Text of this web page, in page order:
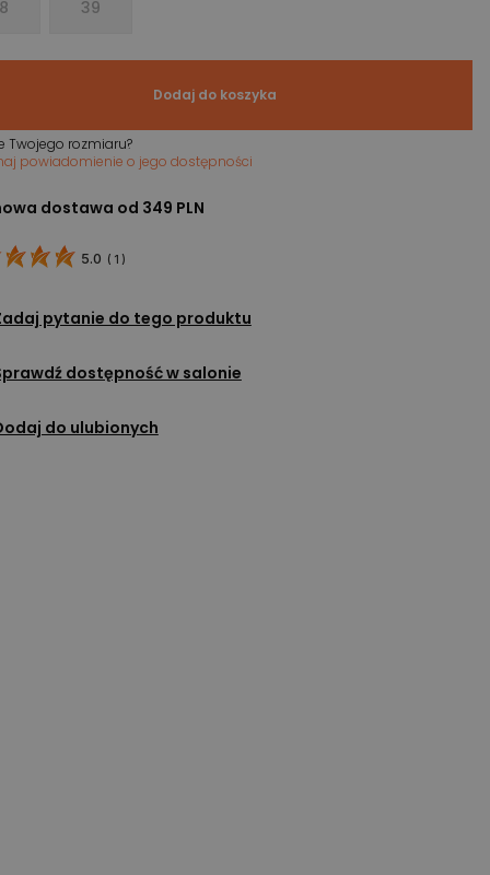
39
Dodaj do koszyka
Twojego rozmiaru?
powiadomienie o jego dostępności
dostawa od 349 PLN
5.0 ( 1 )
pytanie do tego produktu
dostępność w salonie
do ulubionych